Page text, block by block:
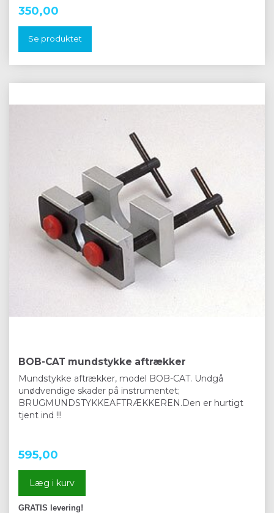
350,00
Se produktet
BOB-CAT mundstykke aftrækker
Mundstykke aftrækker, model BOB-CAT. Undgå
unødvendige skader på instrumentet;
BRUGMUNDSTYKKEAFTRÆKKEREN.Den er hurtigt
tjent ind !!!
595,00
Læg i kurv
GRATIS levering!